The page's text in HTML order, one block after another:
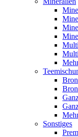
Sonstiges